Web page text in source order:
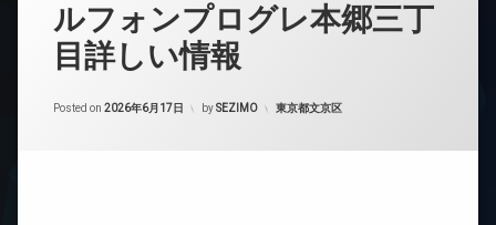
ルフォンプログレ本郷三丁
目詳しい情報
Posted on 2026年6月17日 bySEZIMO カテゴリー:
東京都文京区